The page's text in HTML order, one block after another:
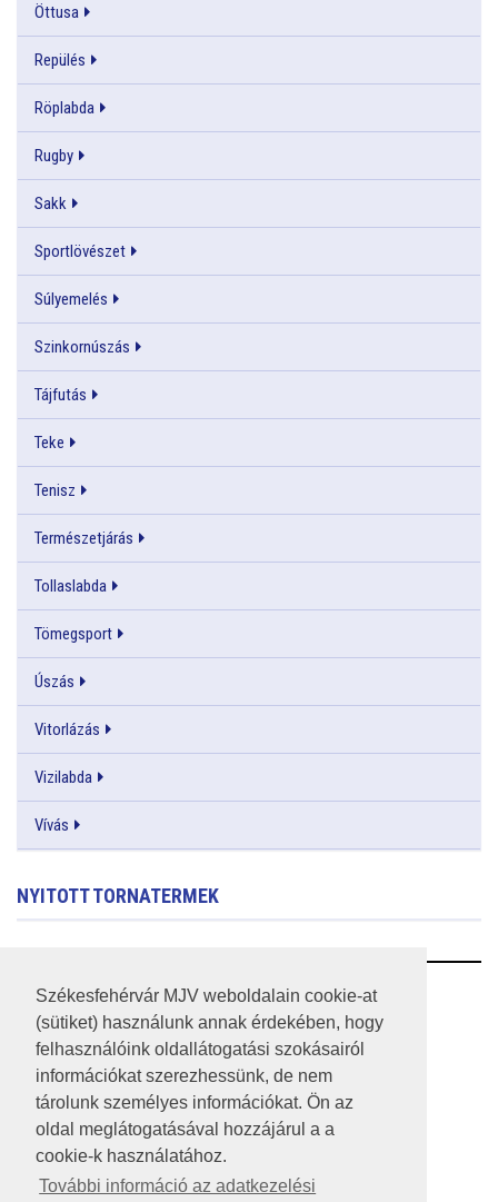
Székesfehérvár MJV weboldalain cookie-at
(sütiket) használunk annak érdekében, hogy
felhasználóink oldallátogatási szokásairól
információkat szerezhessünk, de nem
tárolunk személyes információkat. Ön az
oldal meglátogatásával hozzájárul a a
cookie-k használatához.
További információ az adatkezelési
Öttusa
Repülés
Röplabda
Rugby
Sakk
Sportlövészet
Súlyemelés
Szinkornúszás
Tájfutás
Teke
Tenisz
Természetjárás
Tollaslabda
Tömegsport
Úszás
Vitorlázás
Vizilabda
Vívás
NYITOTT TORNATERMEK
RSS
A HONLAP 2017.03.31-I ÁLLAPOTA
JOGI NYILATKOZAT
IMPRESSZUM